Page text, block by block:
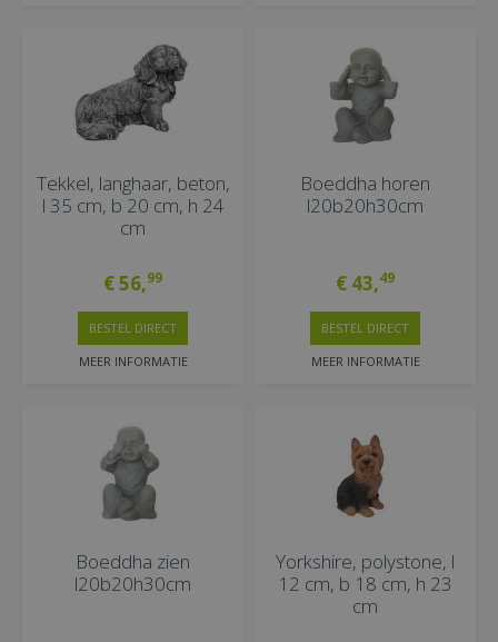
Tekkel, langhaar, beton,
l 35 cm, b 20 cm, h 24
cm
€56,99
MEER INFORMATIE
BESTEL DIRECT
Boeddha horen
l20b20h30cm
€ 43,49
MEER INFORMATIE
BESTEL DIRECT
Boeddha zien
l20b20h30cm
Yorkshire, polystone, l
12 cm, b 18 cm, h 23
cm